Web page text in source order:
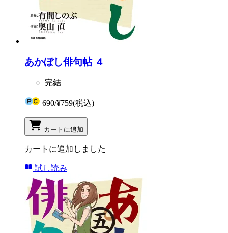
あかぼし俳句帖 ４
完結
690/¥759(税込)
カートに追加
カートに追加しました
試し読み